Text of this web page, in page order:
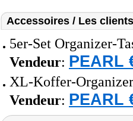
Accessoires / Les
5er-Set Organizer-
Vendeur: PEARL
XL-Koffer-
Vendeur: PEARL